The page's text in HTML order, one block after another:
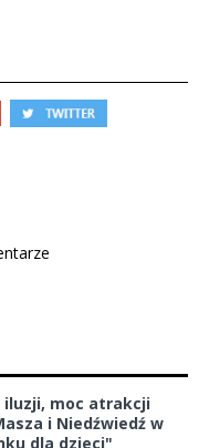
iluzji, moc atrakcji
i Niedźwiedź w
dla dzieci"